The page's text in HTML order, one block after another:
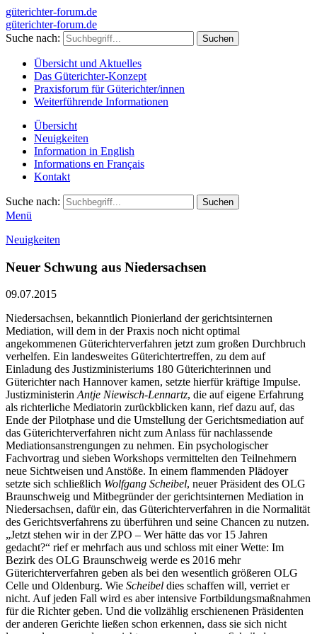
güterichter-forum.de
güterichter-forum.de
Suche nach:
Übersicht und Aktuelles
Das Güterichter-Konzept
Praxisforum für Güterichter/innen
Weiterführende Informationen
Übersicht
Neuigkeiten
Information in English
Informations en Français
Kontakt
Suche nach:
Menü
Neuigkeiten
Neuer Schwung aus Niedersachsen
09.07.2015
Niedersachsen, bekanntlich Pionierland der gerichtsinternen
Mediation, will dem in der Praxis noch nicht optimal
angekommenen Güterichterverfahren jetzt zum großen Durchbruch
verhelfen. Ein landesweites Güterichtertreffen, zu dem auf
Einladung des Justizministeriums 180 Güterichterinnen und
Güterichter nach Hannover kamen, setzte hierfür kräftige Impulse.
JustizministerinAntje Niewisch-Lennartz, die auf eigene Erfahrung
als richterliche Mediatorin zurückblicken kann, rief dazu auf, das
Ende der Pilotphase und die Umstellung der Gerichtsmediation auf
das Güterichterverfahren nicht zum Anlass für nachlassende
Mediationsanstrengungen zu nehmen. Ein psychologischer
Fachvortrag und sieben Workshops vermittelten den Teilnehmern
neue Sichtweisen und Anstöße. In einem flammenden Plädoyer
setzte sich schließlich Wolfgang Scheibel, neuer Präsident des OLG
Braunschweig und Mitbegründer der gerichtsinternen Mediation in
Niedersachsen, dafür ein, das Güterichterverfahren in die Normalität
des Gerichtsverfahrens zu überführen und seine Chancen zu nutzen.
„Jetzt stehen wir in der ZPO – Wer hätte das vor 15 Jahren
gedacht?“ rief er mehrfach aus und schloss mit einer Wette: Im
Bezirk des OLG Braunschweig werde es 2016 mehr
Güterichterverfahren geben als bei den wesentlich größeren OLG
Celle und Oldenburg. Wie Scheibel dies schaffen will, verriet er
nicht. Auf jeden Fall wird es aber intensive Fortbildungsmaßnahmen
für die Richter geben. Und die vollzählig erschienenen Präsidenten
der anderen Gerichte ließen schon erkennen, dass sie sich nicht